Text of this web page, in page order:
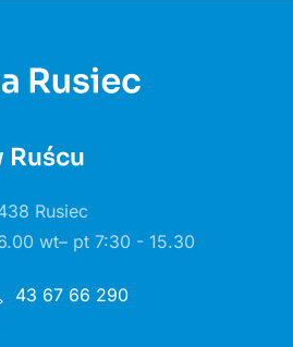
Ruścu
Rusiec
wt– pt 7:30 - 15.30
43 67 66 290